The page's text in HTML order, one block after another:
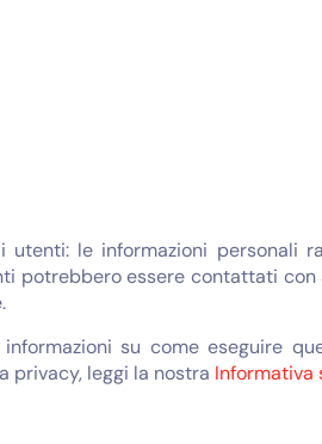
le informazioni personali
potrebbero essere contattati con
su come eseguire
privacy, leggi la nostra Informativa